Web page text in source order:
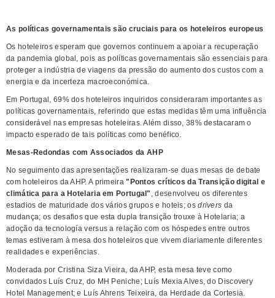
As políticas governamentais são cruciais para os hoteleiros europeus
Os hoteleiros esperam que governos continuem a apoiar a recuperação
da pandemia global, pois as políticas governamentais são essenciais para
proteger a indústria de viagens da pressão do aumento dos custos com a
energia e da incerteza macroeconómica.
Em Portugal, 69% dos hoteleiros inquiridos consideraram importantes as
políticas governamentais, referindo que estas medidas têm uma influência
considerável nas empresas hoteleiras. Além disso, 38% destacaram o
impacto esperado de tais políticas como benéfico.
Mesas-Redondas com Associados da AHP
No seguimento das apresentações realizaram-se duas mesas de debate
com hoteleiros da AHP. A primeira"Pontos críticos da Transição digital e
climática para a Hotelaria em Portugal" , desenvolveu os diferentes
estadios de maturidade dos vários grupos e hoteis; osdrivers da
mudança; os desafios que esta dupla transição trouxe à Hotelaria; a
adoção da tecnología versus a relação com os hóspedes entre outros
temas estiveram à mesa dos hoteleiros que vivem diariamente diferentes
realidades e experiências.
Moderada por Cristina Siza Vieira, da AHP, esta mesa teve como
convidados Luís Cruz, do MH Peniche; Luís Mexia Alves, do Discovery
Hotel Management; e Luís Ahrens Teixeira, da Herdade da Cortesia.